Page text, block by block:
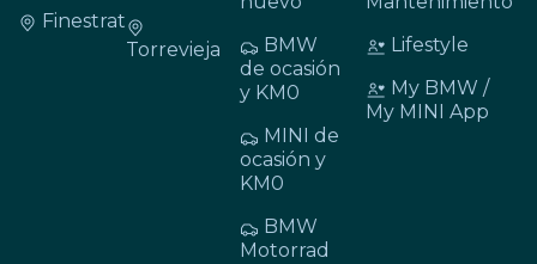
Finestrat
Torrevieja
BMW
de ocasión
y KM0
MINI de
ocasión y
KM0
BMW
Motorrad
Lifestyle
My BMW /
My MINI App